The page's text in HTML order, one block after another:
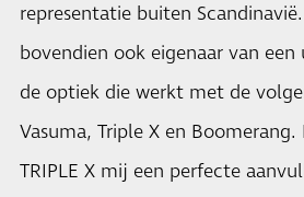
representatie buiten
bovendien ook eigenaar van
de optiek die werkt met de
Vasuma, Triple X en
TRIPLE X mij een perfecte